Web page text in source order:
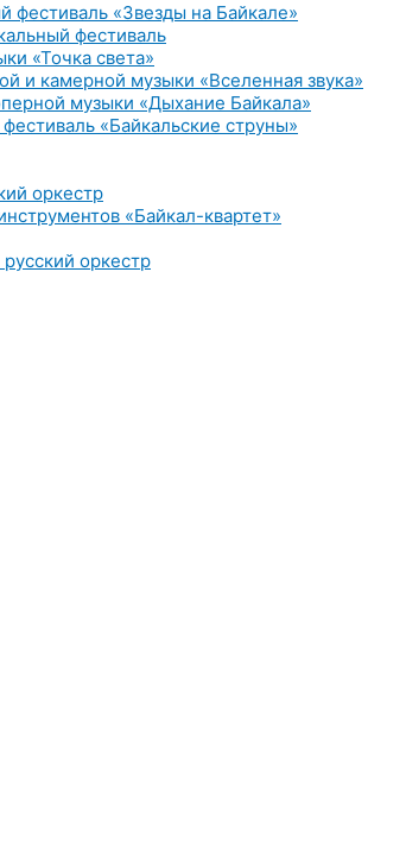
«Звезды на Байкале»
фестиваль
«Точка света»
и камерной музыки «Вселенная звука»
музыки «Дыхание Байкала»
«Байкальские струны»
оркестр
«Байкал-квартет»
оркестр